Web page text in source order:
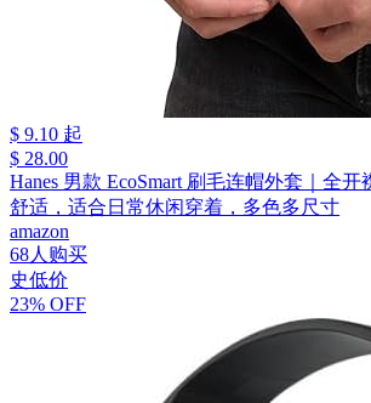
$ 9.10 起
$ 28.00
Hanes 男款 EcoSmart 刷毛连帽外套｜全
舒适，适合日常休闲穿着，多色多尺寸
amazon
68人购买
史低价
23% OFF